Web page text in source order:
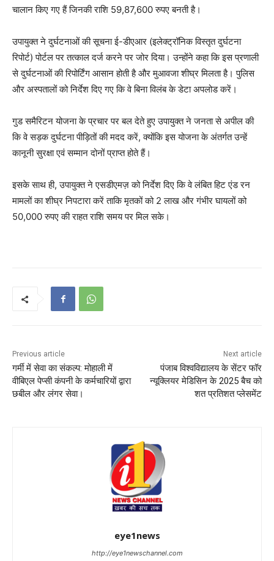
चालान किए गए हैं जिनकी राशि 59,87,600 रुपए बनती है।
उपायुक्त ने दुर्घटनाओं की सूचना ई-डीएआर (इलेक्ट्रॉनिक विस्तृत दुर्घटना
रिपोर्ट) पोर्टल पर तत्काल दर्ज करने पर जोर दिया। उन्होंने कहा कि इस प्रणाली
से दुर्घटनाओं की रिपोर्टिंग आसान होती है और मुआवजा शीघ्र मिलता है। पुलिस
और अस्पतालों को निर्देश दिए गए कि वे बिना विलंब के डेटा अपलोड करें।
गुड समैरिटन योजना के प्रचार पर बल देते हुए उपायुक्त ने जनता से अपील की
कि वे सड़क दुर्घटना पीड़ितों की मदद करें, क्योंकि इस योजना के अंतर्गत उन्हें
कानूनी सुरक्षा एवं सम्मान दोनों प्राप्त होते हैं।
इसके साथ ही, उपायुक्त ने एसडीएमज़ को निर्देश दिए कि वे लंबित हिट एंड रन
मामलों का शीघ्र निपटारा करें ताकि मृतकों को 2 लाख और गंभीर घायलों को
50,000 रुपए की राहत राशि समय पर मिल सके।
Previous article
गर्मी में सेवा का संकल्प: मोहाली में
वीबिएल पेप्सी कंपनी के कर्मचारियों द्वारा
छबील और लंगर सेवा।
Next article
पंजाब विश्वविद्यालय के सेंटर फॉर
न्यूक्लियर मेडिसिन के 2025 बैच को
शत प्रतिशत प्लेसमेंट
eye1news
http://eye1newschannel.com